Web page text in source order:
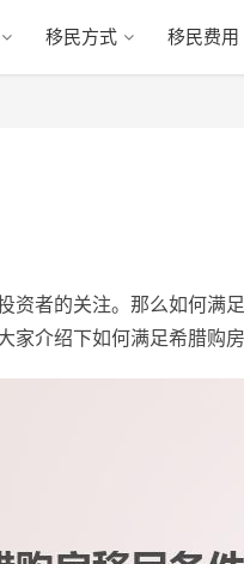
移民方式 移民费用
资者的关注。那么如何满
介绍下如何满足希腊购房